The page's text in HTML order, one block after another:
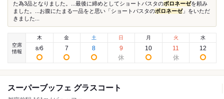
た為3品となりました。...最後に締めとしてショートパスタのボロネーゼを頼み
ました。...お腹にたまる一品をと思い「ショートパスタのボロネーゼ」をいただ
きました...
空席
情報
木
8/6
金
7
土
8
日
9
月
10
火
11
水
12
スーパーブッフェ グラスコート